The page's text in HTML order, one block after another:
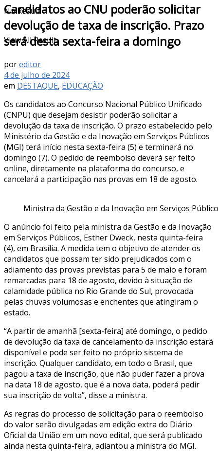
No Result
View All Result
Candidatos ao CNU poderão solicitar
devolução de taxa de inscrição. Prazo
será desta sexta-feira a domingo
poreditor
4 de julho de 2024
em DESTAQUE, EDUCAÇÃO
Os candidatos ao Concurso Nacional Público Unificado
(CNPU) que desejam desistir poderão solicitar a
devolução da taxa de inscrição. O prazo estabelecido pelo
Ministério da Gestão e da Inovação em Serviços Públicos
(MGI) terá início nesta sexta-feira (5) e terminará no
domingo (7). O pedido de reembolso deverá ser feito
online, diretamente na plataforma do concurso, e
cancelará a participação nas provas em 18 de agosto.
Ministra da Gestão e da Inovação em Serviços
O anúncio foi feito pela ministra da Gestão e da Inovação
em Serviços Públicos, Esther Dweck, nesta quinta-feira
(4), em Brasília. A medida tem o objetivo de atender os
candidatos que possam ter sido prejudicados com o
adiamento das provas previstas para 5 de maio e foram
remarcadas para 18 de agosto, devido à situação de
calamidade pública no Rio Grande do Sul, provocada
pelas chuvas volumosas e enchentes que atingiram o
estado.
“A partir de amanhã [sexta-feira] até domingo, o pedido
de devolução da taxa de cancelamento da inscrição estará
disponível e pode ser feito no próprio sistema de
inscrição. Qualquer candidato, em todo o Brasil, que
pagou a taxa de inscrição, que não puder fazer a prova
na data 18 de agosto, que é a nova data, poderá pedir
sua inscrição de volta”, disse a ministra.
As regras do processo de solicitação para o reembolso
do valor serão divulgadas em edição extra do Diário
Oficial da União em um novo edital, que será publicado
ainda nesta quinta-feira, adiantou a ministra do MGI.